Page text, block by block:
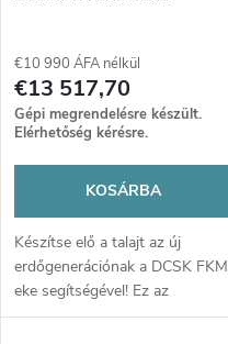
e
k
r
e
n
d
e
k
l
i
s
€10 990 ÁFA nélkül
€13 517,70
Gépi megrendelésre készült.
Elérhetőség kérésre.
KOSÁRBA
Készítse elő a talajt az új
erdőgenerációnak a DCSK FKM
eke segítségével! Ez az
elpusztíthatatlan gép